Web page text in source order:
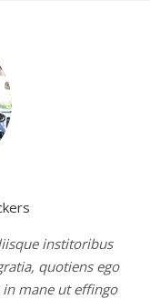
institoribus
quotiens ego
mane ut effingo